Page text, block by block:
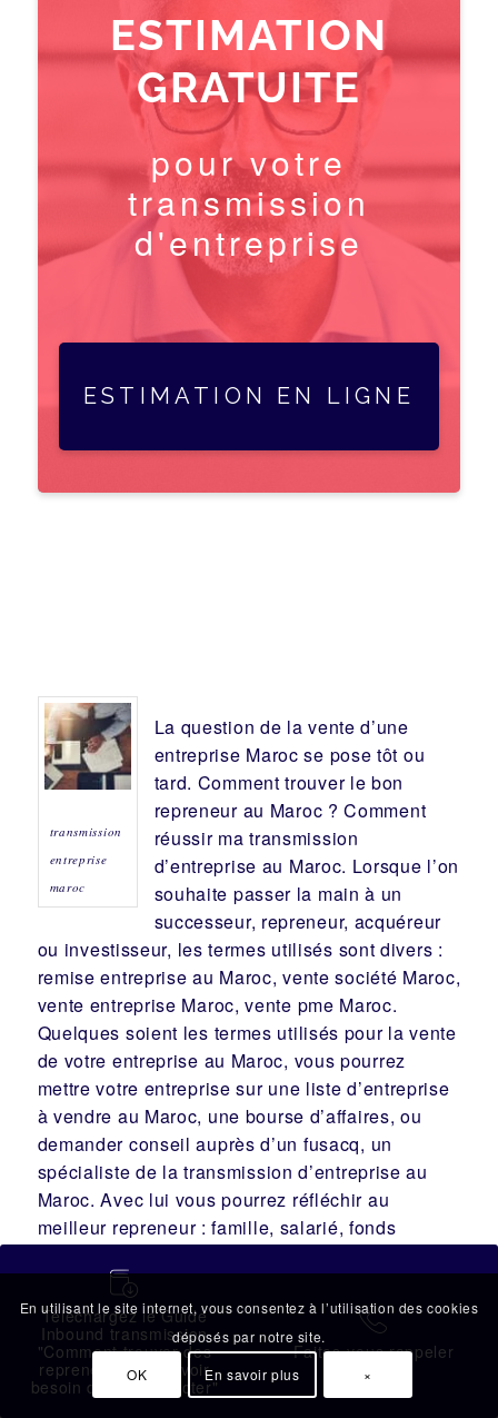
ESTIMATION
GRATUITE
pour votre
transmission
d'entreprise
ESTIMATION EN LIGNE
transmission
entreprise
maroc
La question de la vente d’une
entreprise Maroc se pose tôt ou
tard. Comment trouver le bon
repreneurau Maroc ? Comment
réussir matransmission
d’entreprise au Maroc. Lorsque l’on
souhaite passer la main à un
successeur, repreneur, acquéreur
ou investisseur, les termes utilisés sont divers :
remise entreprise au Maroc, ventesociété Maroc,
vente entreprise Maroc, vente pme Maroc.
Quelques soient les termes utilisés pour la vente
de votre entreprise au Maroc, vous pourrez
mettre votre entreprise sur une liste d’entreprise
à vendre au Maroc, une bourse d’affaires, ou
demander conseil auprès d’un fusacq, un
spécialiste de latransmission d’entreprise au
Maroc. Avec lui vous pourrez réfléchir au
meilleur repreneur:famille, salarié, fonds
pourra vous proposer d’autres solutions telles
que lerapprochement d’entreprises, lafusionou
uneallianceavec une autre entreprise
Marocaine.
蠟
Téléchargez le Guide
Inbound transmission
"Comment trouver des
repreneurs sans avoir
besoin de les contacter"
拉
Faites-vous rappeler
En utilisant le site internet, vous consentez à l’utilisation des cookies
déposés par notre site.
OK En savoir plus ×